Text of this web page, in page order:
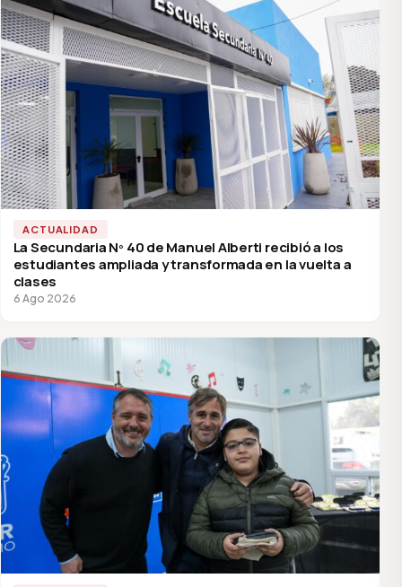
ACTUALIDAD
La Secundaria Nº 40 de Manuel Alberti recibió a los
estudiantes ampliada y transformada en la vuelta a
clases
6 Ago 2026